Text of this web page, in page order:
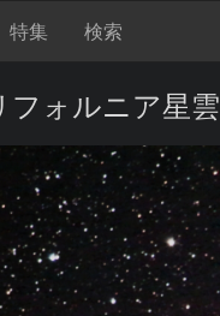
特集 検索
フォルニア星雲